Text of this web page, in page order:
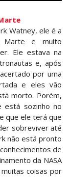
Watney, ele é a
Marte e muito
Ele estava na
e, após
por uma
e eles vão
morto. Porém,
está sozinho no
que ele terá que
sobreviver até
não está pronto
de
da NASA
coisas por